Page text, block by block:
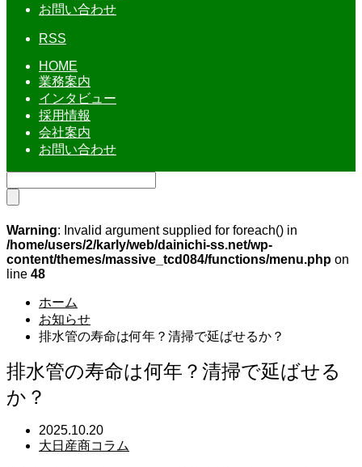
お問い合わせ
RSS
HOME
業務案内
インタビュー
採用情報
会社案内
お問い合わせ
Warning: Invalid argument supplied for foreach() in
/home/users/2/karly/web/dainichi-ss.net/wp-
content/themes/massive_tcd084/functions/menu.php on
line 48
ホーム
お知らせ
排水管の寿命は何年？清掃で延ばせるか？
排水管の寿命は何年？清掃で延ばせる
か？
2025.10.20
大日産商コラム